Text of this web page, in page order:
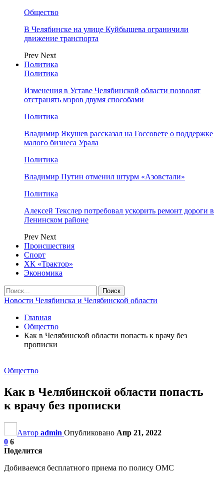
Общество
В Челябинске на улице Куйбышева ограничили
движение транспорта
Prev Next
Политика
Политика
Изменения в Уставе Челябинской области позволят
отстранять мэров двумя способами
Политика
Владимир Якушев рассказал на Госсовете о поддержке
малого бизнеса Урала
Политика
Владимир Путин отменил штурм «Азовстали»
Политика
Алексей Текслер потребовал ускорить ремонт дороги в
Ленинском районе
Prev Next
Происшествия
Спорт
ХК «Трактор»
Экономика
Новости Челябинска и Челябинской области
Главная
Общество
Как в Челябинской области попасть к врачу без
прописки
Общество
Как в Челябинской области попасть
к врачу без прописки
Автор admin Опубликовано Апр 21, 2022
0 6
Поделится
Добиваемся бесплатного приема по полису ОМС